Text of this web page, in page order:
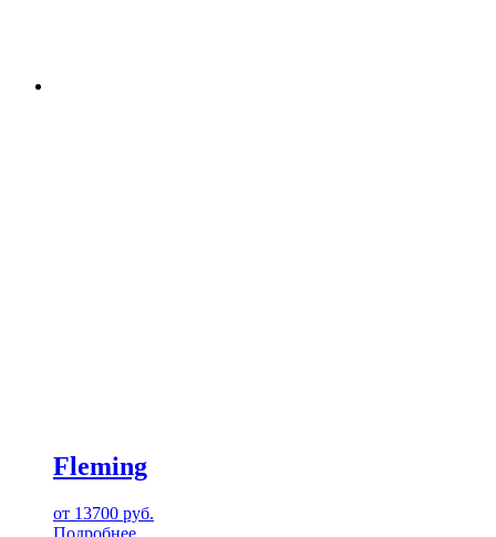
Fleming
от 13700 руб.
Подробнее